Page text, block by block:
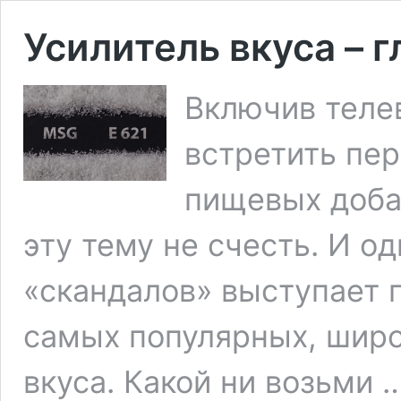
Усилитель вкуса –
Включив
встретить
пищевых
эту тему не счесть. И
«скандалов» выступает
самых популярных,
вкуса. Какой ни возьми